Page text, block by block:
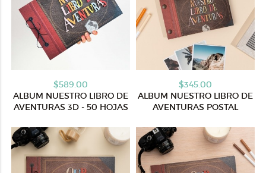
$589.00
ALBUM NUESTRO LIBRO DE
AVENTURAS 3D - 50 HOJAS
$345.00
ALBUM NUESTRO LIBRO DE
AVENTURAS POSTAL